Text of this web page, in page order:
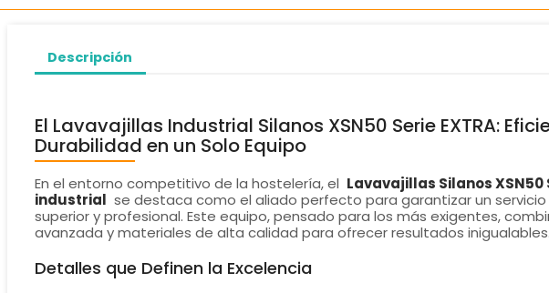
Descripción
El Lavavajillas Industrial Silanos XSN50 Serie EXTRA:
Durabilidad en un Solo Equipo
En el entorno competitivo de la hostelería, el Lavavajillas Silanos XSN50
industrial se destaca como el aliado perfecto para garantizar un
superior y profesional. Este equipo, pensado para los más exigentes,
avanzada y materiales de alta calidad para ofrecer resultados inigualables.
Detalles que Definen la Excelencia